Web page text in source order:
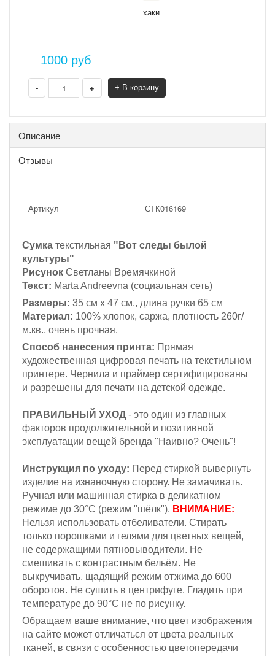
хаки
1000 руб
- + + В корзину
Описание
Отзывы
Артикул СТК016169
Сумка текстильная "Вот следы былой
культуры"
Рисунок Светланы Времячкиной
Текст: Marta Andreevna (социальная сеть)
Размеры: 35 см х 47 см., длина ручки 65 см
Материал: 100% хлопок, саржа, плотность 260г/
м.кв., очень прочная.
Способ нанесения принта: Прямая
художественная цифровая печать на текстильном
принтере. Чернила и праймер сертифицированы
и разрешены для печати на детской одежде.
ПРАВИЛЬНЫЙ УХОД - это один из главных
факторов продолжительной и позитивной
эксплуатации вещей бренда "Наивно? Очень"!
Инструкция по уходу: Перед стиркой вывернуть
изделие на изнаночную сторону. Не замачивать.
Ручная или машинная стирка в деликатном
режиме до 30°С (режим "шёлк"). ВНИМАНИЕ:
Нельзя использовать отбеливатели. Стирать
только порошками и гелями для цветных вещей,
не содержащими пятновыводители. Не
смешивать с контрастным бельём. Не
выкручивать, щадящий режим отжима до 600
оборотов. Не сушить в центрифуге. Гладить при
температуре до 90°С не по рисунку.
Обращаем ваше внимание, что цвет изображения
на сайте может отличаться от цвета реальных
тканей, в связи с особенностью цветопередачи